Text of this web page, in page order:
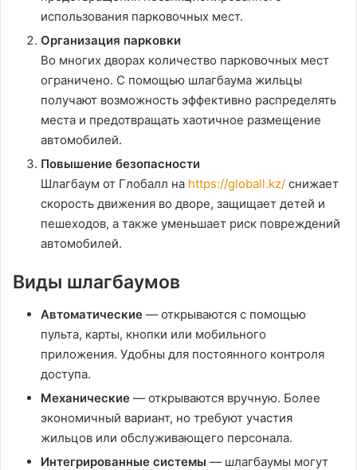
использования парковочных мест.
Организация парковки
Во многих дворах количество парковочных мест
ограничено. С помощью шлагбаума жильцы
получают возможность эффективно распределять
места и предотвращать хаотичное размещение
автомобилей.
Повышение безопасности
Шлагбаум от Глобалл на https://globall.kz/ снижает
скорость движения во дворе, защищает детей и
пешеходов, а также уменьшает риск повреждений
автомобилей.
Виды шлагбаумов
Автоматические — открываются с помощью
пульта, карты, кнопки или мобильного
приложения. Удобны для постоянного контроля
доступа.
Механические — открываются вручную. Более
экономичный вариант, но требуют участия
жильцов или обслуживающего персонала.
Интегрированные системы — шлагбаумы могут